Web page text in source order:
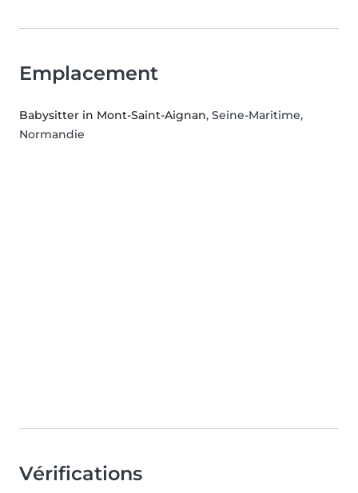
Emplacement
Babysitter in Mont-Saint-Aignan, Seine-Maritime,
Normandie
Vérifications